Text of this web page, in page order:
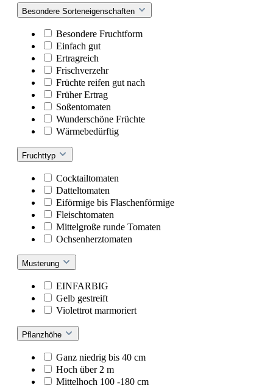
Besondere Sorteneigenschaften
Besondere Fruchtform
Einfach gut
Ertragreich
Frischverzehr
Früchte reifen gut nach
Früher Ertrag
Soßentomaten
Wunderschöne Früchte
Wärmebedürftig
Fruchttyp
Cocktailtomaten
Datteltomaten
Eiförmige bis Flaschenförmige
Fleischtomaten
Mittelgroße runde Tomaten
Ochsenherztomaten
Musterung
EINFARBIG
Gelb gestreift
Violettrot marmoriert
Pflanzhöhe
Ganz niedrig bis 40 cm
Hoch über 2 m
Mittelhoch 100 -180 cm